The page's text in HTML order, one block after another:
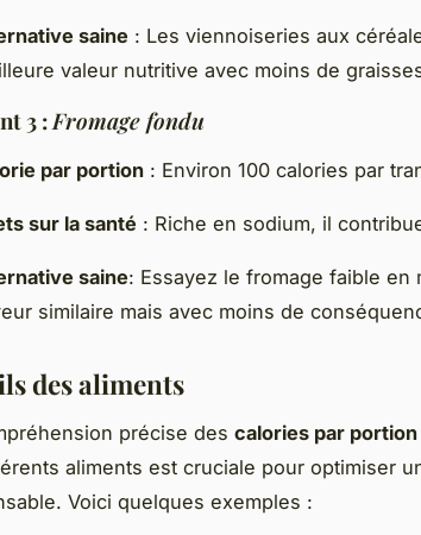
saine : Les viennoiseries aux
valeur nutritive avec moins de
3 :Fromage fondu
par portion : Environ 100 calories par
sur la santé : Riche en sodium, il
saine: Essayez le fromage faible en
similaire mais avec moins de
des aliments
précise des calories par portion
aliments est cruciale pour optimiser
Voici quelques exemples :